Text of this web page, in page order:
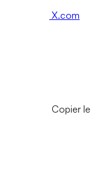
X.com
Copier le